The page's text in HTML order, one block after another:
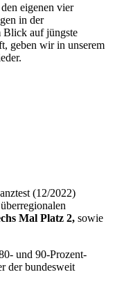
eigenen vier
in der
Blick auf jüngste
geben wir in unserem
(12/2022)
Mal Platz 2, sowie
und 90-Prozent-
der bundesweit